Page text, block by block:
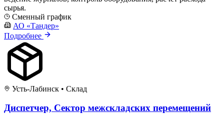
сырья.
Сменный график
АО «Тандер»
Подробнее
Усть-Лабинск • Склад
Диспетчер, Сектор межскладских перемещений